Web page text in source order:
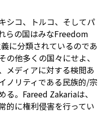
シコ、トルコ、そしてパ
らの国はみなFreedom
に分類されているのであ
の他多くの国々にせよ、
メディアに対する検閲あ
ノリティである民族的/宗
。Fareed Zakariaは、
的に権利侵害を行ってい